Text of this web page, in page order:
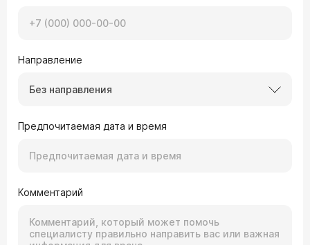
Направление
Без направления
Предпочитаемая дата и время
Комментарий